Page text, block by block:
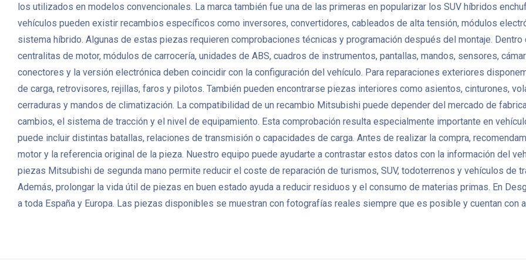
los utilizados en modelos convencionales. La marca también fue una de las primeras en popularizar los SUV híbridos
vehículos pueden existir recambios específicos como inversores, convertidores, cableados de alta tensión, módulos
sistema híbrido. Algunas de estas piezas requieren comprobaciones técnicas y programación después del montaje.
centralitas de motor, módulos de carrocería, unidades de ABS, cuadros de instrumentos, pantallas, mandos, sensores,
conectores y la versión electrónica deben coincidir con la configuración del vehículo. Para reparaciones exteriores
de carga, retrovisores, rejillas, faros y pilotos. También pueden encontrarse piezas interiores como asientos, cinturones,
cerraduras y mandos de climatización. La compatibilidad de un recambio Mitsubishi puede depender del mercado de
cambios, el sistema de tracción y el nivel de equipamiento. Esta comprobación resulta especialmente importante en
puede incluir distintas batallas, relaciones de transmisión o capacidades de carga. Antes de realizar la compra,
motor y la referencia original de la pieza. Nuestro equipo puede ayudarte a contrastar estos datos con la información del
piezas Mitsubishi de segunda mano permite reducir el coste de reparación de turismos, SUV, todoterrenos y vehículos de
Además, prolongar la vida útil de piezas en buen estado ayuda a reducir residuos y el consumo de materias primas. En
a toda España y Europa. Las piezas disponibles se muestran con fotografías reales siempre que es posible y cuentan con